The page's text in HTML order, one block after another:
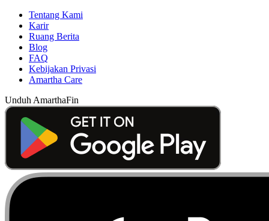
Tentang Kami
Karir
Ruang Berita
Blog
FAQ
Kebijakan Privasi
Amartha Care
Unduh AmarthaFin